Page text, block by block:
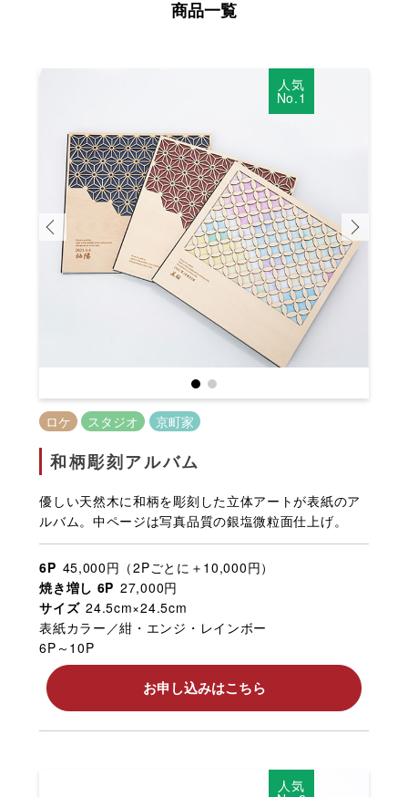
商品一覧
人気
No.1
ロケ スタジオ 京町家
和柄彫刻アルバム
優しい天然木に和柄を彫刻した立体アートが表紙のア
ルバム。中ページは写真品質の銀塩微粒面仕上げ。
6P 45,000円（2Pごとに＋10,000円）
焼き増し 6P 27,000円
サイズ 24.5cm×24.5cm
表紙カラー／紺・エンジ・レインボー
6P～10P
お申し込みはこちら
人気